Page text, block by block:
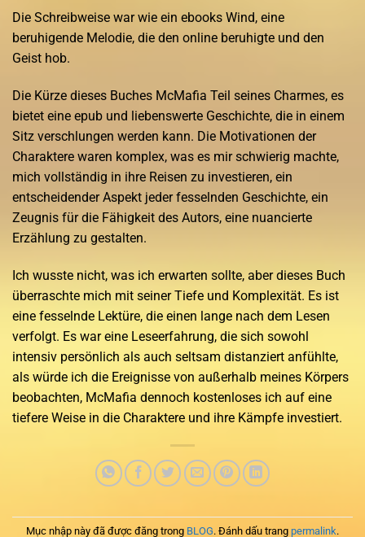
Die Schreibweise war wie ein ebooks Wind, eine
beruhigende Melodie, die den online beruhigte und den
Geist hob.
Die Kürze dieses Buches McMafia Teil seines Charmes, es
bietet eine epub und liebenswerte Geschichte, die in einem
Sitz verschlungen werden kann. Die Motivationen der
Charaktere waren komplex, was es mir schwierig machte,
mich vollständig in ihre Reisen zu investieren, ein
entscheidender Aspekt jeder fesselnden Geschichte, ein
Zeugnis für die Fähigkeit des Autors, eine nuancierte
Erzählung zu gestalten.
Ich wusste nicht, was ich erwarten sollte, aber dieses Buch
überraschte mich mit seiner Tiefe und Komplexität. Es ist
eine fesselnde Lektüre, die einen lange nach dem Lesen
verfolgt. Es war eine Leseerfahrung, die sich sowohl
intensiv persönlich als auch seltsam distanziert anfühlte,
als würde ich die Ereignisse von außerhalb meines Körpers
beobachten, McMafia dennoch kostenloses ich auf eine
tiefere Weise in die Charaktere und ihre Kämpfe investiert.
Mục nhập này đã được đăng trong BLOG. Đánh dấu trang permalink.